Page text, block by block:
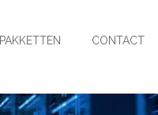
PAKKETTEN CONTACT